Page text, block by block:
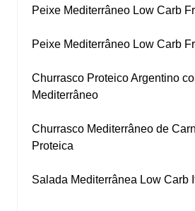
Peixe Mediterrâneo Low Carb
Peixe Mediterrâneo Low Carb
Churrasco Proteico Argentino
Mediterrâneo
Churrasco Mediterrâneo de
Proteica
Salada Mediterrânea Low Carb